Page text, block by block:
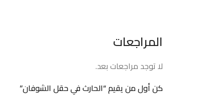
المراجعات
لا توجد مراجعات بعد.
كن أول من يقيم “الحارث في حقل الشوفان”